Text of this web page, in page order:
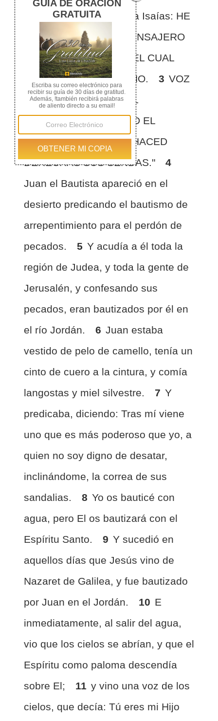
está escrito en el profeta Isaías: HE
AQUI, YO ENVIO MI MENSAJERO
DELANTE DE TU FAZ, EL CUAL
PREPARARA TU CAMINO.
3 VOZ
DEL QUE CLAMA EN EL
DESIERTO: "PREPARAD EL
CAMINO DEL SEÑOR, HACED
DERECHAS SUS SENDAS."
4
Juan el Bautista apareció en el
desierto predicando el bautismo de
arrepentimiento para el perdón de
pecados.
5 Y acudía a él toda la
región de Judea, y toda la gente de
Jerusalén, y confesando sus
pecados, eran bautizados por él en
el río Jordán.
6 Juan estaba
vestido de pelo de camello, tenía un
cinto de cuero a la cintura, y comía
langostas y miel silvestre.
7 Y
predicaba, diciendo: Tras mí viene
uno que es más poderoso que yo, a
quien no soy digno de desatar,
inclinándome, la correa de sus
sandalias.
8 Yo os bauticé con
agua, pero El os bautizará con el
Espíritu Santo.
9 Y sucedió en
aquellos días que Jesús vino de
Nazaret de Galilea, y fue bautizado
por Juan en el Jordán.
10 E
inmediatamente, al salir del agua,
vio que los cielos se abrían, y que el
Espíritu como paloma descendía
sobre El;
11 y vino una voz de los
cielos, que decía: Tú eres mi Hijo